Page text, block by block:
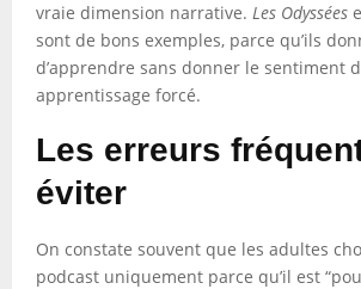
vraie dimension narrative. Les Odyssées
sont de bons exemples, parce qu’ils
d’apprendre sans donner le sentiment
apprentissage forcé.
Les erreurs
éviter
On constate souvent que les adultes
podcast uniquement parce qu’il est